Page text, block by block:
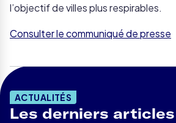
l’objectif de villes plus respirables.
Consulter le communiqué de presse
ACTUALITÉS
Les derniers articles